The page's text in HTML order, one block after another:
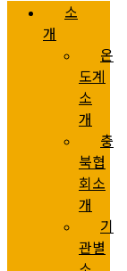
소
개
온
도계
소
개
충
북협
회소
개
기
관별